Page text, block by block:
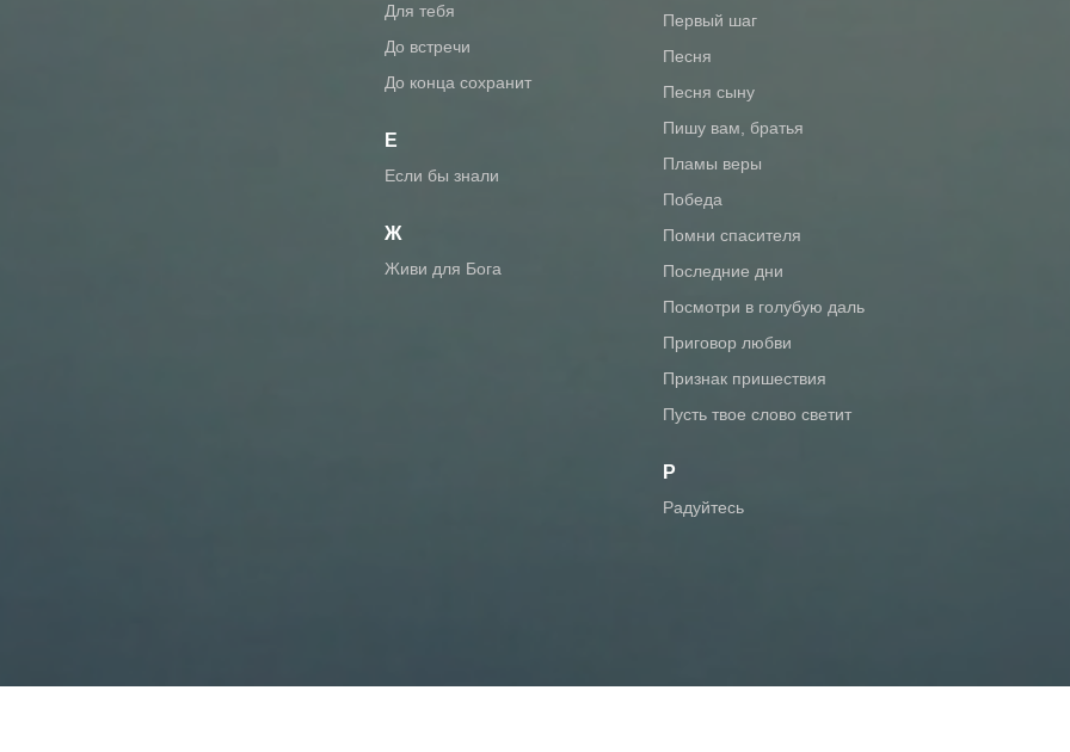
для тебя
до встречи
до конца сохранит
Е
если бы знали
Ж
живи для Бога
первый шаг
песня
песня сыну
пишу вам, братья
пламы веры
победа
помни спасителя
последние дни
посмотри в голубую даль
приговор любви
признак пришествия
пусть твое слово светит
Р
радуйтесь